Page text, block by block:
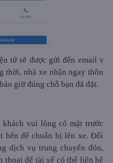
tử sẽ được gửi đến email và
nhà xe nhận ngay thông
giữ đúng chỗ bạn đã đặt.
vui lòng có mặt trước
bến để chuẩn bị lên xe. Đối
dịch vụ trung chuyển đón,
để tài xế có thể liên hệ